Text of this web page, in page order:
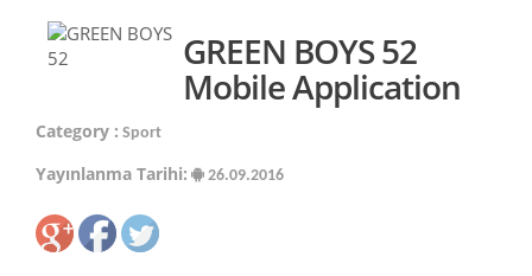
GREEN BOYS 52
Mobile Application
Category : Sport
Yayınlanma Tarihi: 26.09.2016